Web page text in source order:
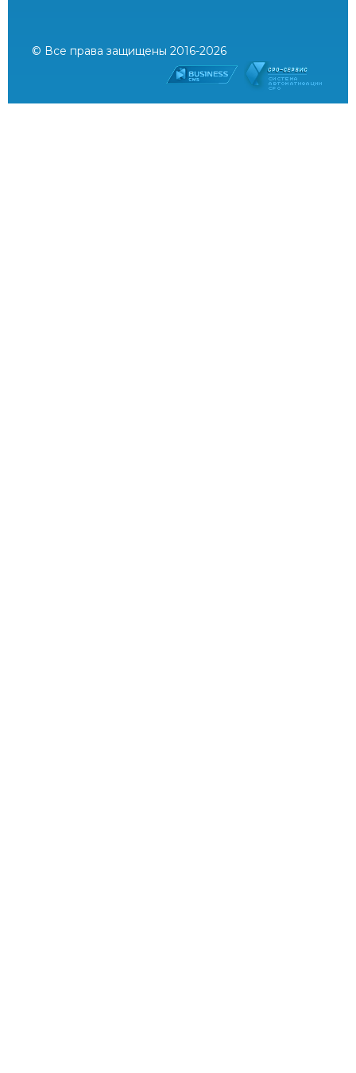
© Все права защищены 2016-2026